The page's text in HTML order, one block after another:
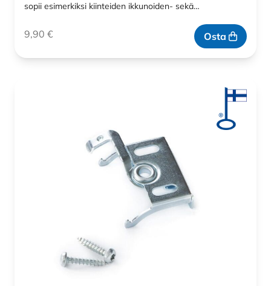
sopii esimerkiksi kiinteiden ikkunoiden- sekä…
9,90 € Osta